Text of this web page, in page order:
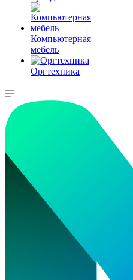
Компьютерная
мебель
Оргтехника